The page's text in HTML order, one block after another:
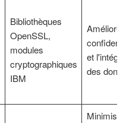
Bibliothèques
OpenSSL,
modules
cryptographiques
IBM
Améliore
et
des
Minimise